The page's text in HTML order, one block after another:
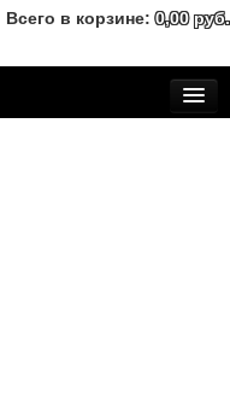
Всего в корзине: 0,00 руб.